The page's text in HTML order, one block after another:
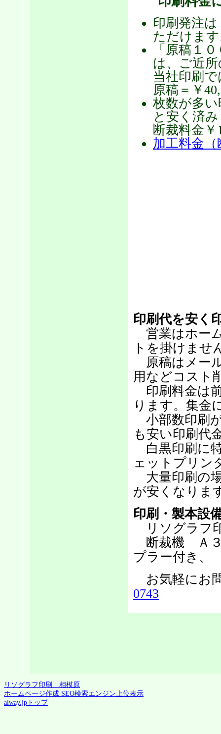
印刷発注
ただけま
「原稿１
は、ご近
当社印刷で
原稿＝￥
枚数が多
と安く済
断裁料金
加工料金
印刷代を安く
営業はホー
トを掛けませ
原稿はメー
用などコスト
印刷料金は
ります。集金
小部数印刷
も安い印刷代
白黒印刷に
ェットプリン
大量印刷の
が安くなりま
印刷・製本設
リソグラフ
断裁機 Ａ
プラー付き
お気軽にお
0743
リソグラフ印刷 相模原
ホームページ作成 SEO検索エンジン上位表示
alway.jpトップ